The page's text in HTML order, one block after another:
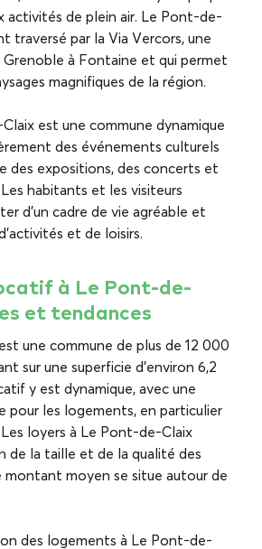
activités de plein air. Le Pont-de-
traversé par la Via Vercors, une
à Fontaine et qui permet
magnifiques de la région.
est une commune dynamique
des événements culturels
des expositions, des concerts et
habitants et les visiteurs
d’un cadre de vie agréable et
et de loisirs.
à Le Pont-de-
et tendances
une commune de plus de 12 000
sur une superficie d’environ 6,2
y est dynamique, avec une
pour les logements, en particulier
loyers à Le Pont-de-Claix
de la taille et de la qualité des
montant moyen se situe autour de
des logements à Le Pont-de-